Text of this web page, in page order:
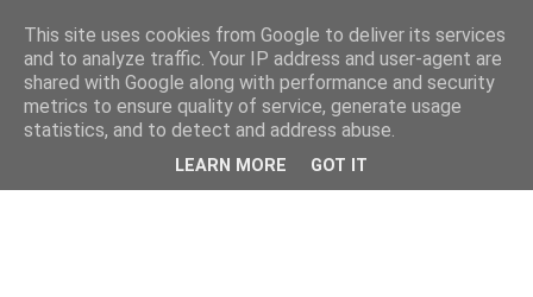
This site uses cookies from Google to deliver its services
and to analyze traffic. Your IP address and user-agent are
shared with Google along with performance and security
metrics to ensure quality of service, generate usage
statistics, and to detect and address abuse.
LEARN MORE GOT IT